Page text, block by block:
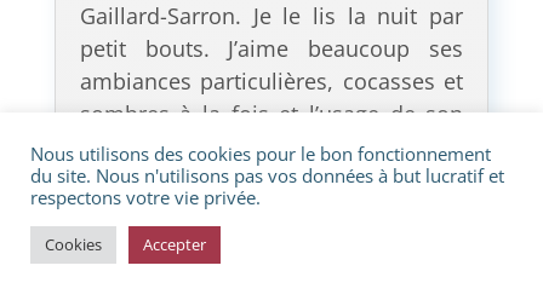
Gaillard-Sarron. Je le lis la nuit par
petit bouts. J’aime beaucoup ses
ambiances particulières, cocasses et
sombres à la fois et l’usage de son
vocabulaire riche lequel me force
parfois d’utiliser un dico. Ce que
j’aime moins, c’est qu’elle attaque
d’entrée un sujet comme la
Nous utilisons des cookies pour le bon fonctionnement
du site. Nous n'utilisons pas vos données à but lucratif et
respectons votre vie privée.
Cookies Accepter